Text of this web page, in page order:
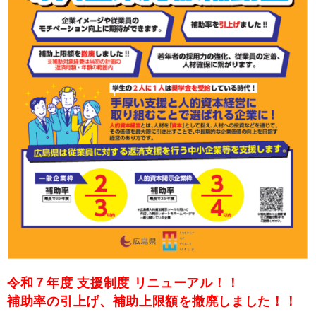
令和７年度 支援制度 リニューアル！！
補助率の引上げ、補助上限額を撤廃しました！！